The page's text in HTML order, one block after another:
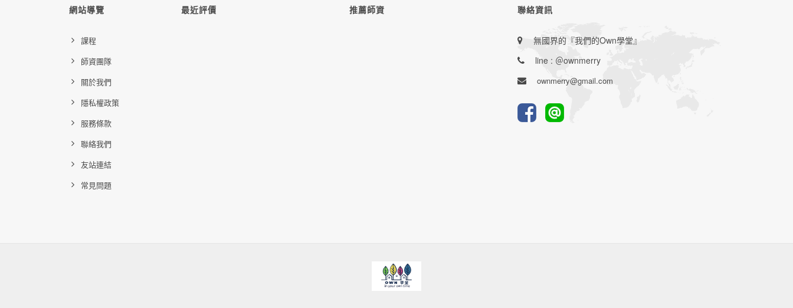
網站導覽
課程
師資團隊
關於我們
隱私權政策
服務條款
聯絡我們
友站連結
常見問題
最近評價 推薦師資 聯絡資訊
無國界的『我們的Own學堂』
line : ＠ownmerry
ownmerry@gmail.com